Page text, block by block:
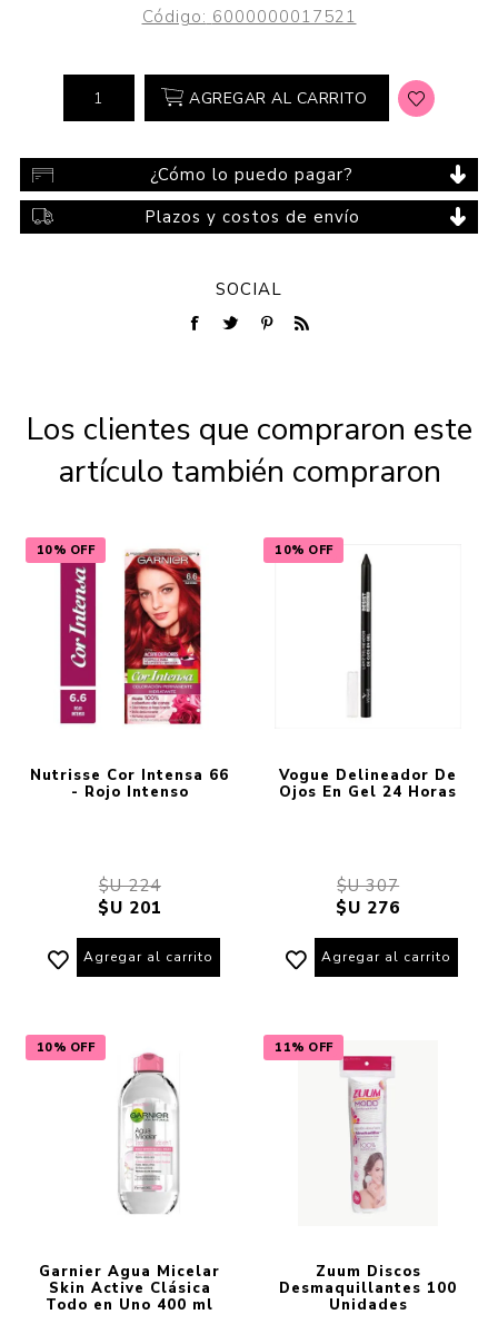
Código: 6000000017521
AGREGAR AL CARRITO
¿Cómo lo puedo pagar?
Plazos y costos de envío
SOCIAL
Los clientes que compraron este
artículo también compraron
10% OFF
Nutrisse Cor Intensa 66
- Rojo Intenso
$U 224
$U 201
Agregar al carrito
10% OFF
Vogue Delineador De
Ojos En Gel 24 Horas
$U 307
$U 276
Agregar al carrito
10% OFF
Garnier Agua Micelar
Skin Active Clásica
Todo en Uno 400 ml
11% OFF
Zuum Discos
Desmaquillantes 100
Unidades